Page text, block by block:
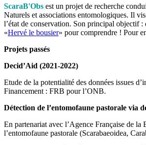
ScaraB'Obs est un projet de recherche
Naturels et associations entomologiques. Il
l’état de conservation. Son principal objectif
«Hervé le bousier» pour comprendre ! Pour
Projets passés
Decid’Aid (2021-2022)
Etude de la potentialité des données issues
Financement : FRB pour l’ONB.
Détection de l’entomofaune pastorale via
En partenariat avec l’Agence Française de
l’entomofaune pastorale (Scarabaeoidea,